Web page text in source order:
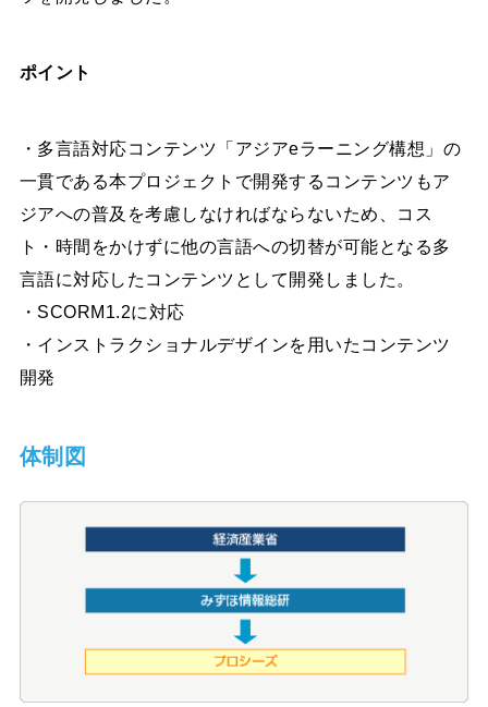
ポイント
・多言語対応コンテンツ「アジアeラーニング構想」の
一貫である本プロジェクトで開発するコンテンツもア
ジアへの普及を考慮しなければならないため、コス
ト・時間をかけずに他の言語への切替が可能となる多
言語に対応したコンテンツとして開発しました。
・SCORM1.2に対応
・インストラクショナルデザインを用いたコンテンツ
開発
体制図